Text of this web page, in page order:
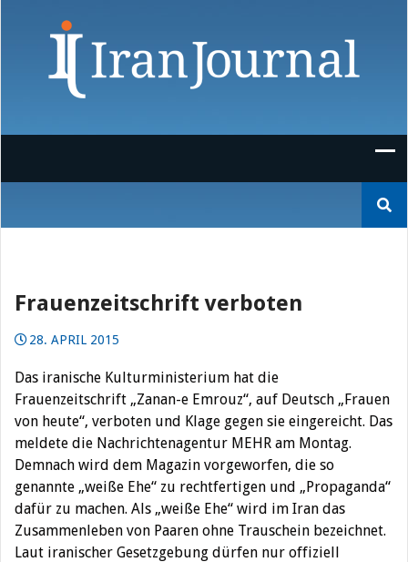
nach:
Frauenzeitschrift verboten
28. APRIL 2015
Das iranische Kulturministerium hat die
Frauenzeitschrift „Zanan-e Emrouz“, auf Deutsch „Frauen
von heute“, verboten und Klage gegen sie eingereicht. Das
meldete die Nachrichtenagentur MEHR am Montag.
Demnach wird dem Magazin vorgeworfen, die so
genannte „weiße Ehe“ zu rechtfertigen und „Propaganda“
dafür zu machen. Als „weiße Ehe“ wird im Iran das
Zusammenleben von Paaren ohne Trauschein bezeichnet.
Laut iranischer Gesetzgebung dürfen nur offiziell